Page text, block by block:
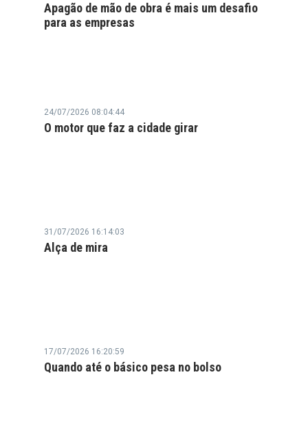
Apagão de mão de obra é mais um desafio
para as empresas
24/07/2026 08:04:44
O motor que faz a cidade girar
31/07/2026 16:14:03
Alça de mira
17/07/2026 16:20:59
Quando até o básico pesa no bolso